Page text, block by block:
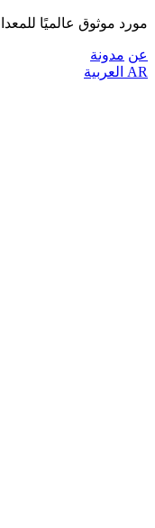
مورد موثوق عالميًا
عن مدونة
AR العربية